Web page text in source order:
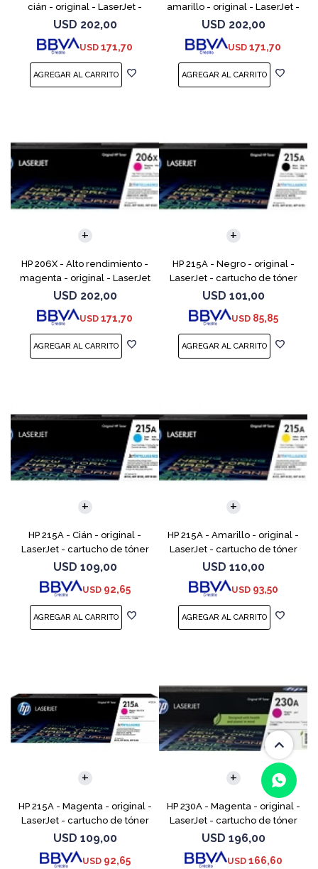
cián - original - LaserJet -
cartucho de tóner (W2111X) -
para Color LaserJet Pro M255,
M283, MFP M
USD 202,00
USD 171,70
amarillo - original - LaserJet -
cartucho de tóner (W2112X) -
para Color LaserJet Pro M255,
M283, M
USD 202,00
USD 171,70
HP 206X - Alto rendimiento -
magenta - original - LaserJet
- cartucho de tóner (W2113X)
- para Color LaserJet Pro
M255, M283, MF
USD 202,00
USD 171,70
HP 215A - Negro - original -
LaserJet - cartucho de tóner
(W2310A) - para Color
LaserJet Pro M155a, M155nw,
MFP M182n, MFP M182n
USD 101,00
USD 85,85
HP 215A - Cián - original -
LaserJet - cartucho de tóner
(W2311A) - para Color
LaserJet Pro M155a, M155nw,
MFP M182n, MFP M182nw
USD 109,00
USD 92,65
HP 215A - Amarillo - original -
LaserJet - cartucho de tóner
(W2312A) - para Color
LaserJet Pro M155a, M155nw,
MFP M182n, MFP M1
USD 110,00
USD 93,50
HP 215A - Magenta - original -
LaserJet - cartucho de tóner
(W2313A) - para Color
LaserJet Pro M155a, M155nw,
MFP M182n, MFP M18
USD 109,00
USD 92,65
HP 230A - Magenta - original -
LaserJet - cartucho de tóner
(W2303A) - para Color
LaserJet Pro MFP 4301, MFP
4303
USD 196,00
USD 166,60